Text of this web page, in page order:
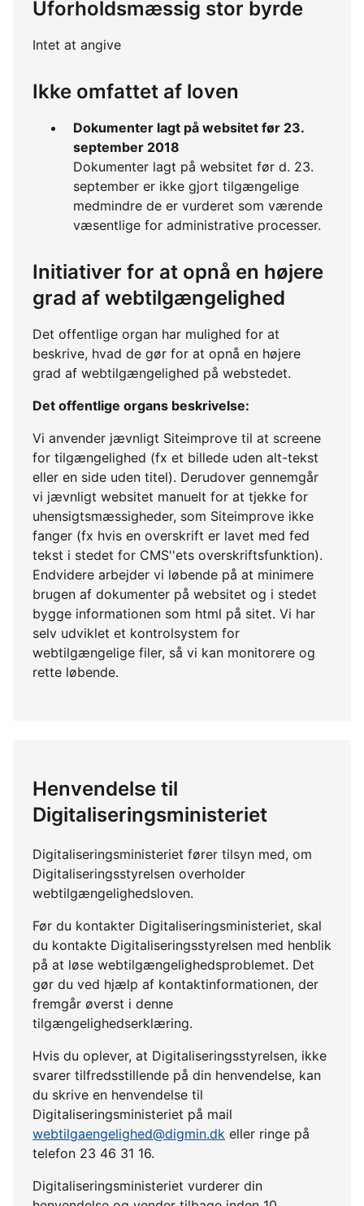
Uforholdsmæssig stor byrde
Intet at angive
Ikke omfattet af loven
Dokumenter lagt på websitet før 23.
september 2018
Dokumenter lagt på websitet før d. 23.
september er ikke gjort tilgængelige
medmindre de er vurderet som værende
væsentlige for administrative processer.
Initiativer for at opnå en højere
grad af webtilgængelighed
Det offentlige organ har mulighed for at
beskrive, hvad de gør for at opnå en højere
grad af webtilgængelighed på webstedet.
Det offentlige organs beskrivelse:
Vi anvender jævnligt Siteimprove til at screene
for tilgængelighed (fx et billede uden alt-tekst
eller en side uden titel). Derudover gennemgår
vi jævnligt websitet manuelt for at tjekke for
uhensigtsmæssigheder, som Siteimprove ikke
fanger (fx hvis en overskrift er lavet med fed
tekst i stedet for CMS''ets overskriftsfunktion).
Endvidere arbejder vi løbende på at minimere
brugen af dokumenter på websitet og i stedet
bygge informationen som html på sitet. Vi har
selv udviklet et kontrolsystem for
webtilgængelige filer, så vi kan monitorere og
rette løbende.
Henvendelse til
Digitaliseringsministeriet
Digitaliseringsministeriet fører tilsyn med, om
Digitaliseringsstyrelsen overholder
webtilgængelighedsloven.
Før du kontakter Digitaliseringsministeriet, skal
du kontakte Digitaliseringsstyrelsen med henblik
på at løse webtilgængelighedsproblemet. Det
gør du ved hjælp af kontaktinformationen, der
fremgår øverst i denne
tilgængelighedserklæring.
Hvis du oplever, at Digitaliseringsstyrelsen, ikke
svarer tilfredsstillende på din henvendelse, kan
du skrive en henvendelse til
Digitaliseringsministeriet på mail
webtilgaengelighed@digmin.dk eller ringe på
telefon 23 46 31 16.
Digitaliseringsministeriet vurderer din